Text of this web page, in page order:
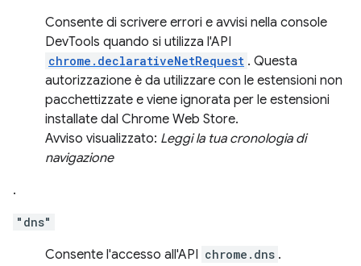
Consente di scrivere errori e avvisi nella console
DevTools quando si utilizza l'API
chrome.declarativeNetRequest . Questa
autorizzazione è da utilizzare con le estensioni non
pacchettizzate e viene ignorata per le estensioni
installate dal Chrome Web Store.
Avviso visualizzato: Leggi la tua cronologia di
navigazione
.
"dns"
Consente l'accesso all'API chrome.dns .